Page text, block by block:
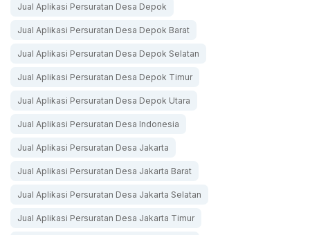
Jual Aplikasi Persuratan Desa Depok
Jual Aplikasi Persuratan Desa Depok Barat
Jual Aplikasi Persuratan Desa Depok Selatan
Jual Aplikasi Persuratan Desa Depok Timur
Jual Aplikasi Persuratan Desa Depok Utara
Jual Aplikasi Persuratan Desa Indonesia
Jual Aplikasi Persuratan Desa Jakarta
Jual Aplikasi Persuratan Desa Jakarta Barat
Jual Aplikasi Persuratan Desa Jakarta Selatan
Jual Aplikasi Persuratan Desa Jakarta Timur